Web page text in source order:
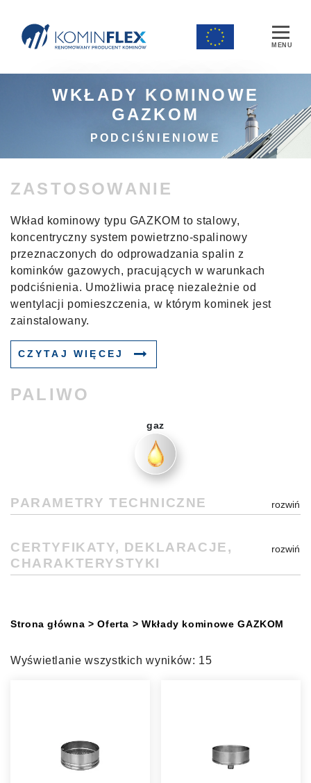
Main Navigation
WKŁADY KOMINOWE
GAZKOM
PODCIŚNIENIOWE
ZASTOSOWANIE
Wkład kominowy typu GAZKOM to stalowy,
koncentryczny system powietrzno-spalinowy
przeznaczonych do odprowadzania spalin z
kominków gazowych, pracujących w warunkach
podciśnienia. Umożliwia pracę niezależnie od
wentylacji pomieszczenia, w którym kominek jest
zainstalowany.
CZYTAJ WIĘCEJ
PALIWO
gaz
PARAMETRY TECHNICZNE
CERTYFIKATY, DEKLARACJE,
CHARAKTERYSTYKI
Strona główna > Oferta > Wkłady kominowe GAZKOM
Wyświetlanie wszystkich wyników: 15